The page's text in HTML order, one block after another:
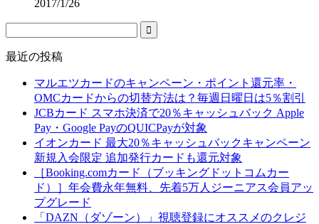
2017/1/26
最近の投稿
マルエツカードのキャンペーン・ポイント還元率・
OMCカードからの切替方法は？毎週日曜日は5％割引
JCBカード スマホ決済で20％キャッシュバック Apple
Pay・Google PayのQUICPayが対象
イオンカード 最大20％キャッシュバックキャンペーン
新規入会限定 追加発行カードも還元対象
［Booking.comカード（ブッキングドットコムカー
ド）］年会費永年無料、先着5万人ジーニアス会員アッ
プグレード
「DAZN（ダゾーン）」視聴登録にオススメのクレジ